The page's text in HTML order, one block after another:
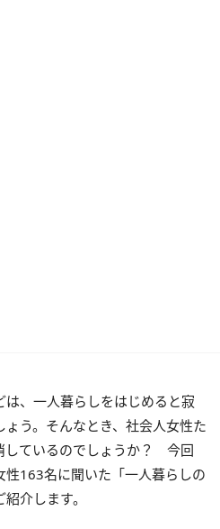
、一人暮らしをはじめると寂
う。そんなとき、社会人女性た
しているのでしょうか？ 今回
性163名に聞いた「一人暮らしの
介します。